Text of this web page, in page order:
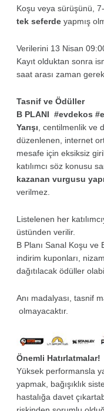
Koşu veya sürüşünü,
tek seferdeyapmış
Verilerini 13 Nisan
Kayıt olduktan sonra
saat arası zaman
Tasnif ve Ödüller
B PLANI #evdekos
Yarışı , centilmenlik ve
düzenlenen, internet
mesafe için eksiksiz
katılımcı söz konusu
kazanan vurgusu
verilmez.
Listelenen her
üstünden verilir.
B Planı Sanal Koşu ve
indirim kuponları,
dağıtılacak ödüller
Anı madalyası, tasnif
olmayacaktır.
Önemli Hatırlatmalar!
Yüksek performansla
yapmak, bağışıklık
hastalığa davet